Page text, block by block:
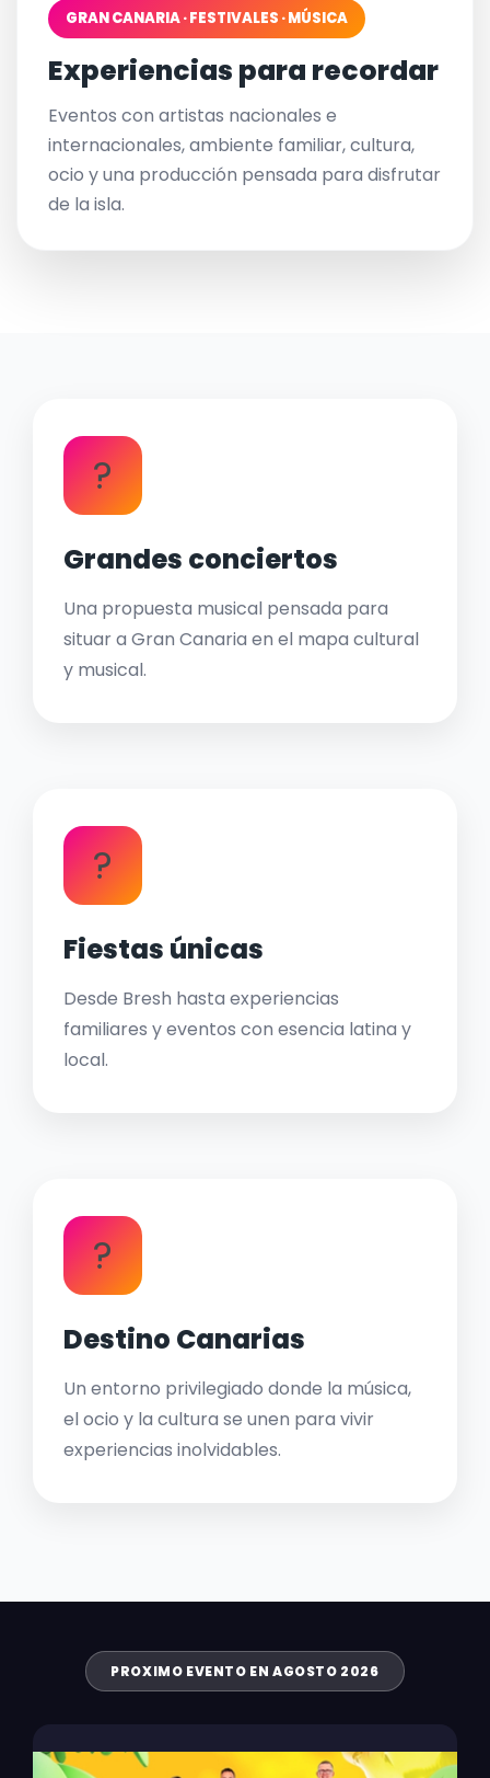
GRAN CANARIA · FESTIVALES · MÚSICA
Experiencias para recordar
Eventos con artistas nacionales e
internacionales, ambiente familiar, cultura,
ocio y una producción pensada para disfrutar
de la isla.
?
Grandes conciertos
Una propuesta musical pensada para
situar a Gran Canaria en el mapa cultural
y musical.
?
Fiestas únicas
Desde Bresh hasta experiencias
familiares y eventos con esencia latina y
local.
?
Destino Canarias
Un entorno privilegiado donde la música,
el ocio y la cultura se unen para vivir
experiencias inolvidables.
PROXIMO EVENTO EN AGOSTO 2026